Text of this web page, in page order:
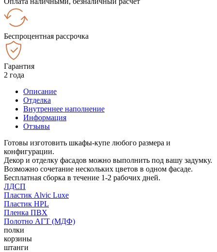
Беспроцентная рассрочка
Гарантия
2 года
Описание
Отделка
Внутреннее наполнение
Информация
Отзывы
Готовы изготовить шкафы-купе любого размера и
конфигурации.
Декор и отделку фасадов можно выполнить под вашу задумку.
Возможно сочетание нескольких цветов в одном фасаде.
Бесплатная сборка в течение 1-2 рабочих дней.
ЛДСП
Пластик Alvic Luxe
Пластик HPL
Пленка ПВХ
Полотно АГТ (МДФ)
полки
корзины
штанги